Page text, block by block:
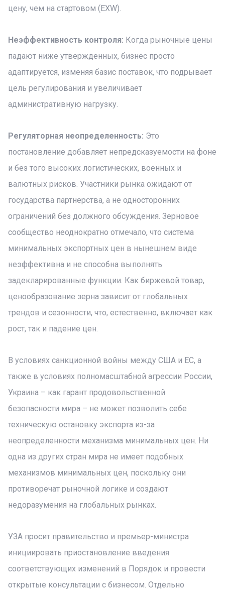
цену, чем на стартовом (EXW).
Неэффективность контроля: Когда рыночные цены
падают ниже утвержденных, бизнес просто
адаптируется, изменяя базис поставок, что подрывает
цель регулирования и увеличивает
административную нагрузку.
Регуляторная неопределенность: Это
постановление добавляет непредсказуемости на фоне
и без того высоких логистических, военных и
валютных рисков. Участники рынка ожидают от
государства партнерства, а не односторонних
ограничений без должного обсуждения. Зерновое
сообщество неоднократно отмечало, что система
минимальных экспортных цен в нынешнем виде
неэффективна и не способна выполнять
задекларированные функции. Как биржевой товар,
ценообразование зерна зависит от глобальных
трендов и сезонности, что, естественно, включает как
рост, так и падение цен.
В условиях санкционной войны между США и ЕС, а
также в условиях полномасштабной агрессии России,
Украина – как гарант продовольственной
безопасности мира – не может позволить себе
техническую остановку экспорта из-за
неопределенности механизма минимальных цен. Ни
одна из других стран мира не имеет подобных
механизмов минимальных цен, поскольку они
противоречат рыночной логике и создают
недоразумения на глобальных рынках.
УЗА просит правительство и премьер-министра
инициировать приостановление введения
соответствующих изменений в Порядок и провести
открытые консультации с бизнесом. Отдельно